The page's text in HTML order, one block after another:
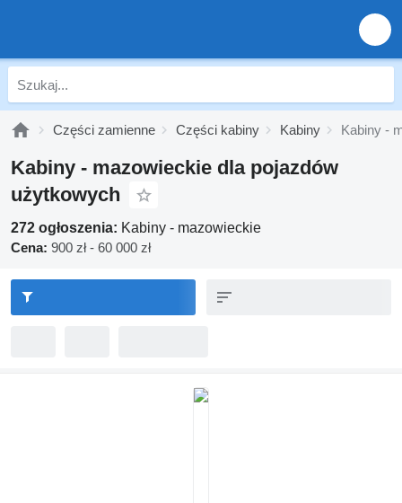
Części zamienne Części kabiny Kabiny Kabiny -
Kabiny - mazowieckie dla pojazdów
użytkowych
272 ogłoszenia: Kabiny - mazowieckie
Cena: 900 zł - 60 000 zł